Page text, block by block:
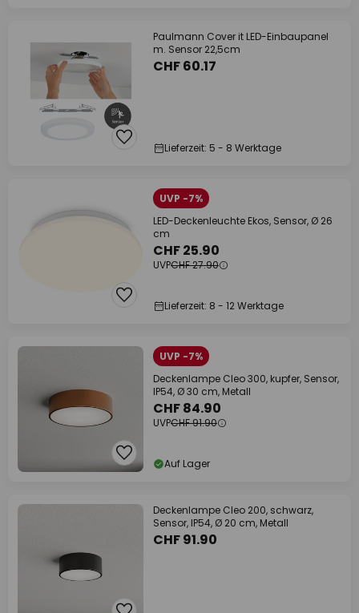
Paulmann Cover it LED-Einbaupanel
m. Sensor 22,5cm
CHF 60.17
Lieferzeit: 5 - 8 Werktage
UVP -7%
LED-Deckenleuchte Ekos, Sensor, Ø 26
cm
CHF 25.90
UVPCHF 27.90
Lieferzeit: 8 - 12 Werktage
UVP -7%
Deckenlampe Cleo 300, kupfer, Sensor,
IP54, Ø 30 cm, Metall
CHF 84.90
UVPCHF 91.90
Auf Lager
Deckenlampe Cleo 200, schwarz,
Sensor, IP54, Ø 20 cm, Metall
CHF 91.90